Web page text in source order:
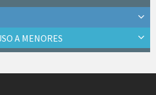
A MENORES